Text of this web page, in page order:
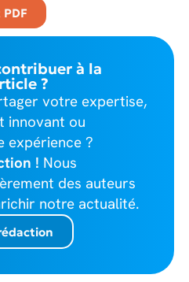
à la
?
votre expertise,
innovant ou
expérience ?
! Nous
des auteurs
notre actualité.